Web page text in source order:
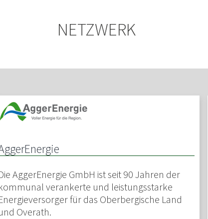
NETZWERK
AggerEnergie GmbH ist seit 90 Jahren der
verankerte und leistungsstarke
für das Oberbergische Land
Overath.